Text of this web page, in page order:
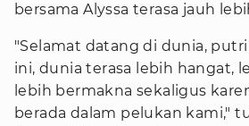
bersama Alyssa terasa jauh
"Selamat datang di dunia,
ini, dunia terasa lebih hangat,
lebih bermakna sekaligus
berada dalam pelukan kami,"